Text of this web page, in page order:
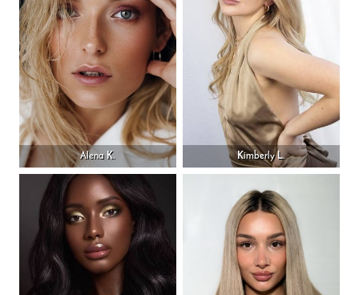
Alena K. Kimberly L.